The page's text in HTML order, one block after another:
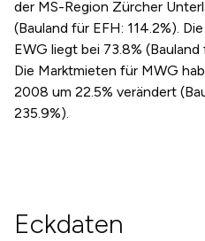
der MS-Region Zürcher
(Bauland für EFH: 114.2%).
EWG liegt bei 73.8%
Die Marktmieten für MWG
2008 um 22.5% verändert
235.9%).
Eckdaten